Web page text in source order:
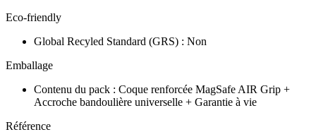
Eco-friendly
Global Recyled Standard (GRS) : Non
Emballage
Contenu du pack : Coque renforcée MagSafe AIR Grip +
Accroche bandoulière universelle + Garantie à vie
Référence